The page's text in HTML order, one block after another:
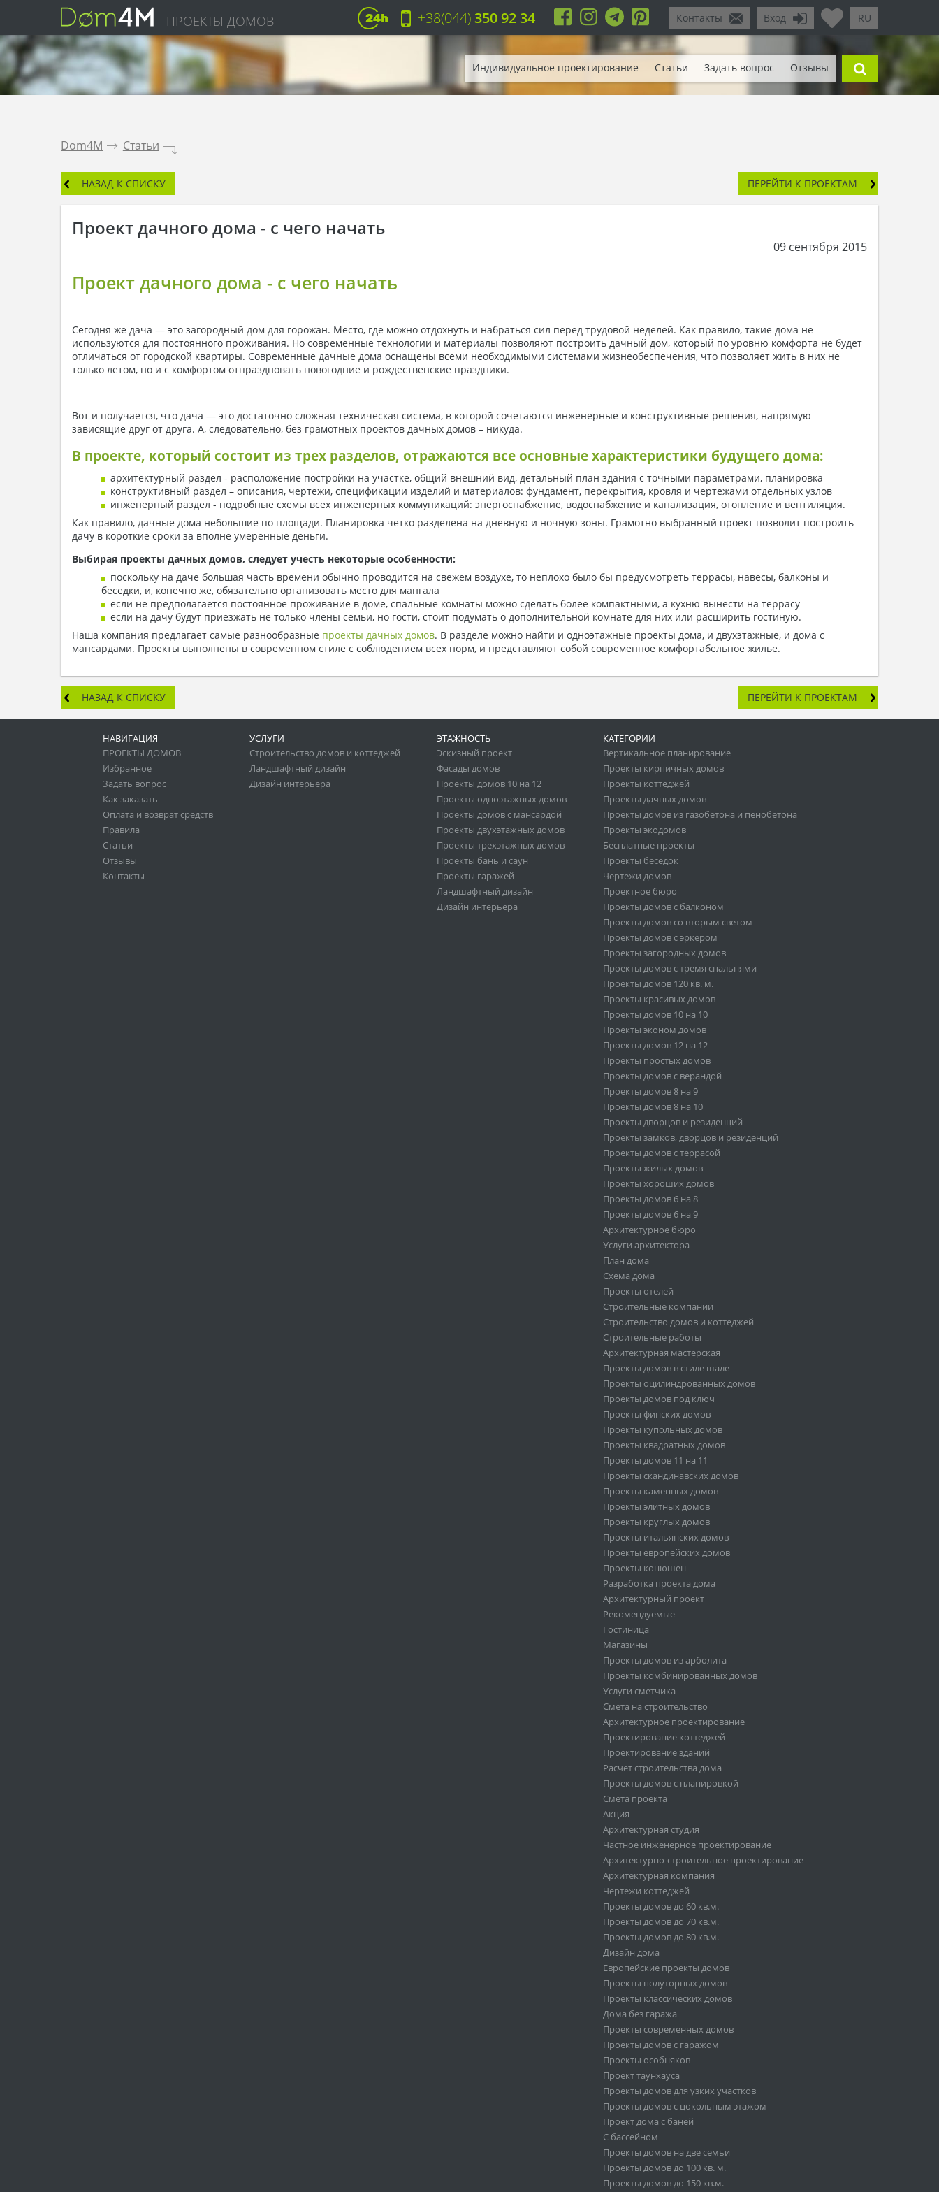
ПРОЕКТЫ ДОМОВ RU
Вход
Контакты
+38(044)350 92 34
Индивидуальное проектирование Статьи Задать вопрос Отзывы
Dom4M . Статьи .
НАЗАД К СПИСКУ ПЕРЕЙТИ К ПРОЕКТАМ
Проект дачного дома - с чего начать
09 сентября 2015
Проект дачного дома - с чего начать
Сегодня же дача — это загородный дом для горожан. Место, где можно отдохнуть и набраться сил перед трудовой неделей. Как правило, такие дома не
используются для постоянного проживания. Но современные технологии и материалы позволяют построить дачный дом, который по уровню комфорта не будет
отличаться от городской квартиры. Современные дачные дома оснащены всеми необходимыми системами жизнеобеспечения, что позволяет жить в них не
только летом, но и с комфортом отпраздновать новогодние и рождественские праздники.
Вот и получается, что дача — это достаточно сложная техническая система, в которой сочетаются инженерные и конструктивные решения, напрямую
зависящие друг от друга. А, следовательно, без грамотных проектов дачных домов – никуда.
В проекте, который состоит из трех разделов, отражаются все основные характеристики будущего дома:
архитектурный раздел - расположение постройки на участке, общий внешний вид, детальный план здания с точными параметрами, планировка
конструктивный раздел – описания, чертежи, спецификации изделий и материалов: фундамент, перекрытия, кровля и чертежами отдельных узлов
инженерный раздел - подробные схемы всех инженерных коммуникаций: энергоснабжение, водоснабжение и канализация, отопление и вентиляция.
Как правило, дачные дома небольшие по площади. Планировка четко разделена на дневную и ночную зоны. Грамотно выбранный проект позволит построить
дачу в короткие сроки за вполне умеренные деньги.
Выбирая проекты дачных домов, следует учесть некоторые особенности:
поскольку на даче большая часть времени обычно проводится на свежем воздухе, то неплохо было бы предусмотреть террасы, навесы, балконы и
беседки, и, конечно же, обязательно организовать место для мангала
если не предполагается постоянное проживание в доме, спальные комнаты можно сделать более компактными, а кухню вынести на террасу
если на дачу будут приезжать не только члены семьи, но гости, стоит подумать о дополнительной комнате для них или расширить гостиную.
Наша компания предлагает самые разнообразные проекты дачных домов. В разделе можно найти и одноэтажные проекты дома, и двухэтажные, и дома с
мансардами. Проекты выполнены в современном стиле с соблюдением всех норм, и представляют собой современное комфортабельное жилье.
НАЗАД К СПИСКУ ПЕРЕЙТИ К ПРОЕКТАМ
НАВИГАЦИЯ
ПРОЕКТЫ ДОМОВ
Избранное
Задать вопрос
Как заказать
Оплата и возврат средств
Правила
Статьи
Отзывы
Контакты
УСЛУГИ
Строительство домов и коттеджей
Ландшафтный дизайн
Дизайн интерьера
ЭТАЖНОСТЬ
Эскизный проект
Фасады домов
Проекты домов 10 на 12
Проекты одноэтажных домов
Проекты домов с мансардой
Проекты двухэтажных домов
Проекты трехэтажных домов
Проекты бань и саун
Проекты гаражей
Ландшафтный дизайн
Дизайн интерьера
КАТЕГОРИИ
Вертикальное планирование
Проекты кирпичных домов
Проекты коттеджей
Проекты дачных домов
Проекты домов из газобетона и пенобетона
Проекты экодомов
Бесплатные проекты
Проекты беседок
Чертежи домов
Проектное бюро
Проекты домов с балконом
Проекты домов со вторым светом
Проекты домов с эркером
Проекты загородных домов
Проекты домов с тремя спальнями
Проекты домов 120 кв. м.
Проекты красивых домов
Проекты домов 10 на 10
Проекты эконом домов
Проекты домов 12 на 12
Проекты простых домов
Проекты домов с верандой
Проекты домов 8 на 9
Проекты домов 8 на 10
Проекты дворцов и резиденций
Проекты замков, дворцов и резиденций
Проекты домов с террасой
Проекты жилых домов
Проекты хороших домов
Проекты домов 6 на 8
Проекты домов 6 на 9
Архитектурное бюро
Услуги архитектора
План дома
Схема дома
Проекты отелей
Строительные компании
Строительство домов и коттеджей
Строительные работы
Архитектурная мастерская
Проекты домов в стиле шале
Проекты оцилиндрованных домов
Проекты домов под ключ
Проекты финских домов
Проекты купольных домов
Проекты квадратных домов
Проекты домов 11 на 11
Проекты скандинавских домов
Проекты каменных домов
Проекты элитных домов
Проекты круглых домов
Проекты итальянских домов
Проекты европейских домов
Проекты конюшен
Разработка проекта дома
Архитектурный проект
Рекомендуемые
Гостиница
Магазины
Проекты домов из арболита
Проекты комбинированных домов
Услуги сметчика
Смета на строительство
Архитектурное проектирование
Проектирование коттеджей
Проектирование зданий
Расчет строительства дома
Проекты домов с планировкой
Смета проекта
Акция
Архитектурная студия
Частное инженерное проектирование
Архитектурно-строительное проектирование
Архитектурная компания
Чертежи коттеджей
Проекты домов до 60 кв.м.
Проекты домов до 70 кв.м.
Проекты домов до 80 кв.м.
Дизайн дома
Европейские проекты домов
Проекты полуторных домов
Проекты классических домов
Дома без гаража
Проекты современных домов
Проекты домов с гаражом
Проекты особняков
Проект таунхауса
Проекты домов для узких участков
Проекты домов с цокольным этажом
Проект дома с баней
С бассейном
Проекты домов на две семьи
Проекты домов до 100 кв. м.
Проекты домов до 150 кв.м.